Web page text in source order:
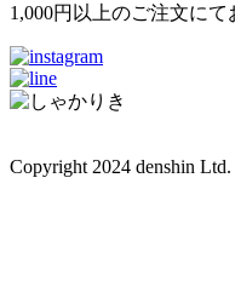
1,000円以上のご注文にて
Copyright 2024 denshin Ltd.